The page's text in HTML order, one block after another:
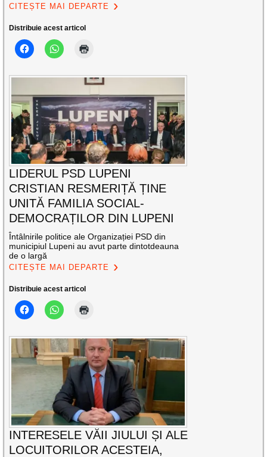
CITEȘTE MAI DEPARTE
Distribuie acest articol
LIDERUL PSD LUPENI
CRISTIAN RESMERIȚĂ ȚINE
UNITĂ FAMILIA SOCIAL-
DEMOCRAȚILOR DIN LUPENI
Întâlnirile politice ale Organizației PSD din
municipiul Lupeni au avut parte dintotdeauna
de o largă
CITEȘTE MAI DEPARTE
Distribuie acest articol
INTERESELE VĂII JIULUI ȘI ALE
LOCUITORILOR ACESTEIA,